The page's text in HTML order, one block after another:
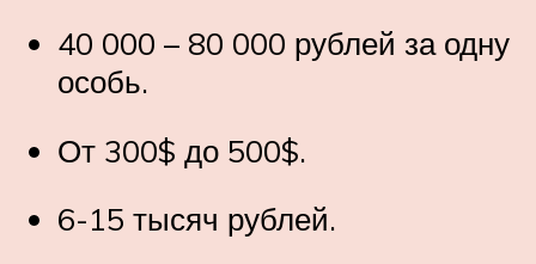
40 000 – 80 000 рублей за одну
особь.
От 300$ до 500$.
6-15 тысяч рублей.